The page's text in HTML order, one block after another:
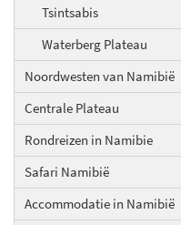
Tsintsabis
Waterberg Plateau
Noordwesten van Namibië
Centrale Plateau
Rondreizen in Namibie
Safari Namibië
Accommodatie in Namibië